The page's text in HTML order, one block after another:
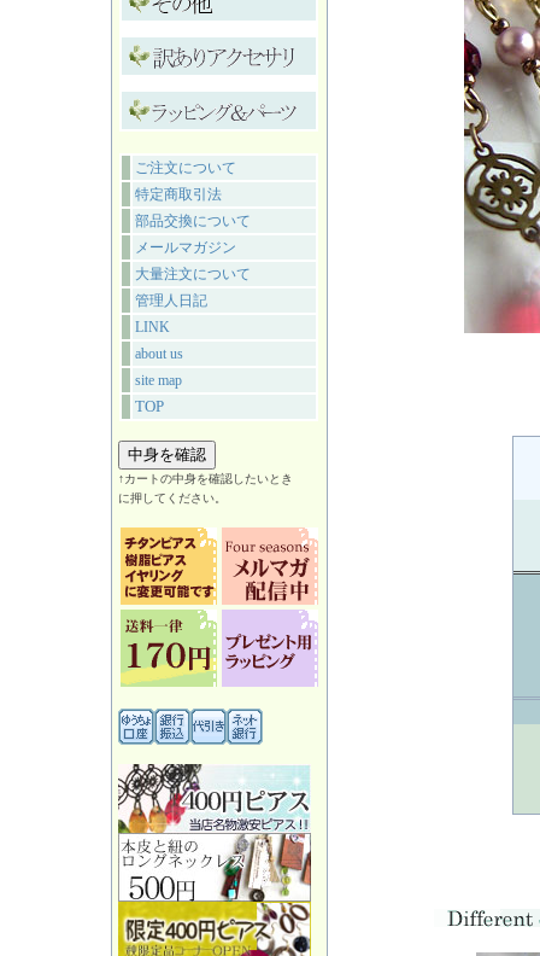
ご注文について
特定商取引法
部品交換について
メールマガジン
大量注文について
管理人日記
LINK
about us
site map
TOP
↑カートの中身を確認したいとき
に押してください。